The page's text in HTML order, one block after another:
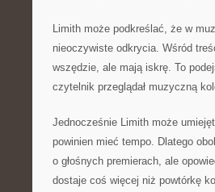
Limith może podkreślać, że w
nieoczywiste odkrycia. Wśród
wszędzie, ale mają iskrę. To
czytelnik przeglądał muzyczną
Jednocześnie Limith może
powinien mieć tempo. Dlatego
o głośnych premierach, ale
dostaje coś więcej niż powtórkę